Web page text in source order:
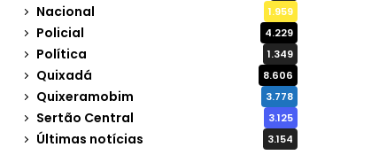
Nacional 1.959
Policial 4.229
Política 1.349
Quixadá 8.606
Quixeramobim 3.778
Sertão Central 3.125
Últimas notícias 3.154